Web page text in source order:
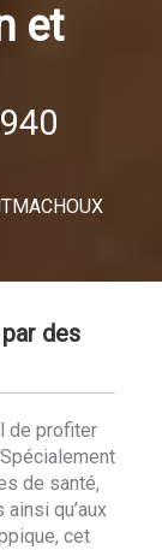
et
des
de profiter
de santé,
qu’aux
cet